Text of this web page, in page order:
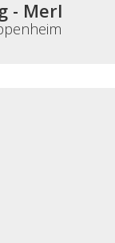
- Merl